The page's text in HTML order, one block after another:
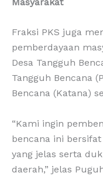
Fraksi PKS juga
pemberdayaan
Desa Tangguh
Tangguh Bencana
Bencana (Katana)
“Kami ingin
bencana ini
yang jelas serta
daerah,” jelas